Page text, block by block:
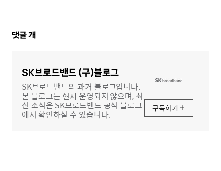
댓
댓글개
SK브로드밴드 (구)블로그
SK브로드밴드의 과거 블로그입니다.
본 블로그는 현재 운영되지 않으며, 최
신 소식은 SK브로드밴드 공식 블로그
에서 확인하실 수 있습니다.
구독하기